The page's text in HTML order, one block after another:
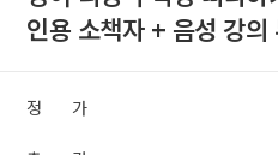
인용 소책자 + 음성 강의
정 가